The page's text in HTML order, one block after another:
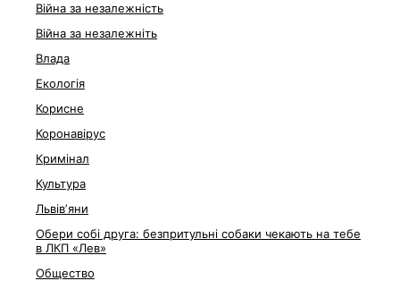
Війна за незалежність
Війна за незалежніть
Влада
Екологія
Корисне
Коронавірус
Кримінал
Культура
Львівʼяни
Обери собі друга: безпритульні собаки чекають на тебе
в ЛКП «Лев»
Общество